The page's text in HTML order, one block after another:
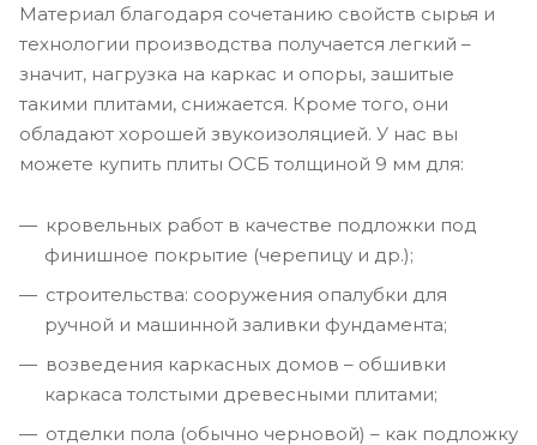
Материал благодаря сочетанию свойств сырья и
технологии производства получается легкий –
значит, нагрузка на каркас и опоры, зашитые
такими плитами, снижается. Кроме того, они
обладают хорошей звукоизоляцией. У нас вы
можете купить плиты ОСБ толщиной 9 мм для:
кровельных работ в качестве подложки под
финишное покрытие (черепицу и др.);
строительства: сооружения опалубки для
ручной и машинной заливки фундамента;
возведения каркасных домов – обшивки
каркаса толстыми древесными плитами;
отделки пола (обычно черновой) – как подложку